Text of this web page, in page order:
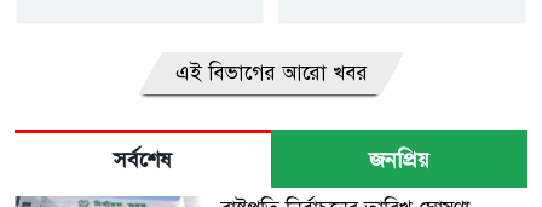
এই বিভাগের আরো খবর
সর্বশেষ জনপ্রিয়